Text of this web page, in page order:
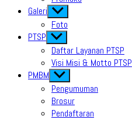
Galeri Show
sub
menu
Foto
PTSP Show
sub
menu
Daftar Layanan PTSP
Visi Misi & Motto PTSP
PMBM Show
sub
menu
Pengumuman
Brosur
Pendaftaran